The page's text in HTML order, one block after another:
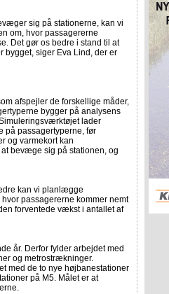
sig på stationerne, kan vi
om, hvor passagererne
Det gør os bedre i stand til at
siger Eva Lind, der er
afspejler de forskellige måder,
bygger på analysens
lader
på passagertyperne, før
og varmekort kan
bevæge sig på stationen, og
kan vi planlægge
passagererne kommer nemt
forventede vækst i antallet af
år. Derfor fylder arbejdet med
og metrostrækninger.
med de to nye højbanestationer
på M5. Målet er at